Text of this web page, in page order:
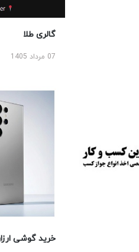
گالری طلا
07 مرداد 1405
خرید گوشی ارزان